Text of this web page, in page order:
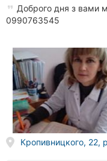
Доброго дня з вами
0990763545
Кропивницкого, 22,